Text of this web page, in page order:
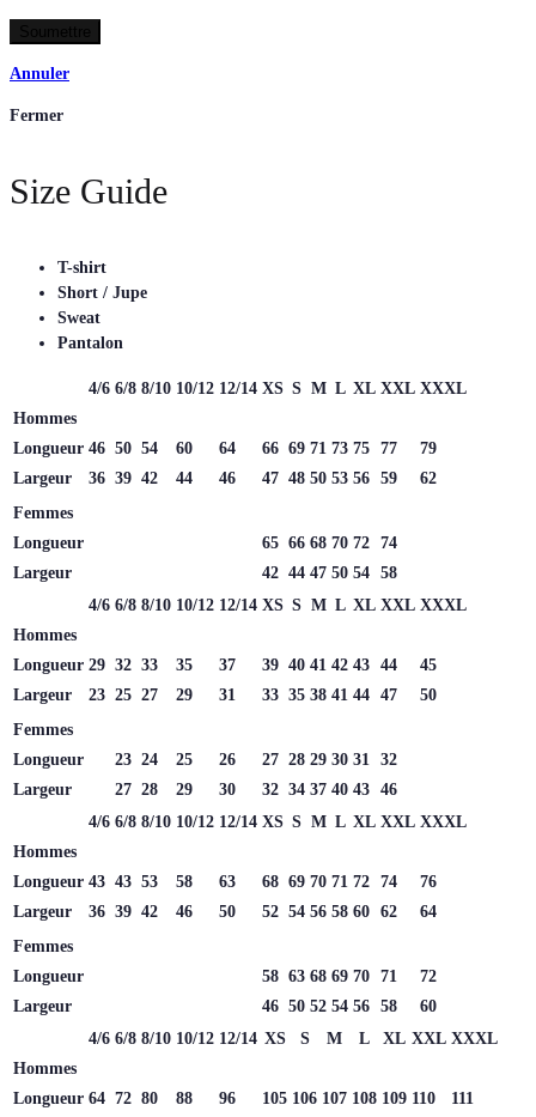
Annuler
Fermer
Size Guide
T-shirt
Short / Jupe
Sweat
Pantalon
4/6 6/8 8/10 10/12 12/14 XS S M L XL XXL XXXL
Hommes
Longueur 46 50 54 60 64 66 69 71 73 75 77
79
Largeur
36 39 42 44 46 47 48 50 53 56 59
62
Femmes
Longueur
65 66 68 70 72 74
Largeur
42 44 47 50 54 58
4/6 6/8 8/10 10/12 12/14 XS S M L XL XXL XXXL
Hommes
Longueur 29 32 33 35 37 39 40 41 42 43 44
45
Largeur
23 25 27 29 31 33 35 38 41 44 47
50
Femmes
Longueur
23 24 25 26 27 28 29 30 31
32
Largeur
27 28 29 30 32 34 37 40 43 46
4/6 6/8 8/10 10/12 12/14 XS S M L XL XXL XXXL
Hommes
Longueur 43 43 53 58 63 68 69 70 71 72 74
76
Largeur
36 39 42 46 50 52 54 56 58 60 62
64
Femmes
Longueur
58 63 68 69 70 71
72
Largeur
46 50 52 54 56 58
60
4/6 6/8 8/10 10/12 12/14 XS S M L XL XXL XXXL
Hommes
Longueur 64 72 80 88 96 105 106 107 108 109 110
111